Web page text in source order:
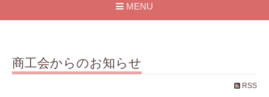
MENU
商工会からのお知らせ
RSS